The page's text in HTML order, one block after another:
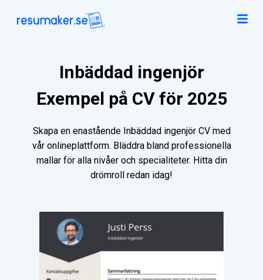
Inbäddad ingenjör
Exempel på CV för 2025
Skapa en enastående Inbäddad ingenjör CV med
vår onlineplattform. Bläddra bland professionella
mallar för alla nivåer och specialiteter. Hitta din
drömroll redan idag!